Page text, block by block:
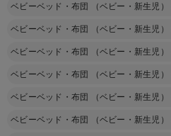
ベビーベッド・布団 （ベビー・新生児）
ベビーベッド・布団 （ベビー・新生児）
ベビーベッド・布団 （ベビー・新生児）
ベビーベッド・布団 （ベビー・新生児）
ベビーベッド・布団 （ベビー・新生児）
ベビーベッド・布団 （ベビー・新生児）